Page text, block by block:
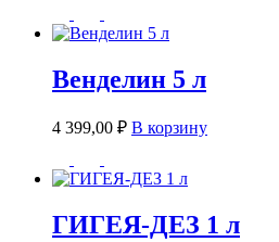
Венделин 5 л
4 399,00 ₽ В корзину
ГИГЕЯ-ДЕЗ 1 л